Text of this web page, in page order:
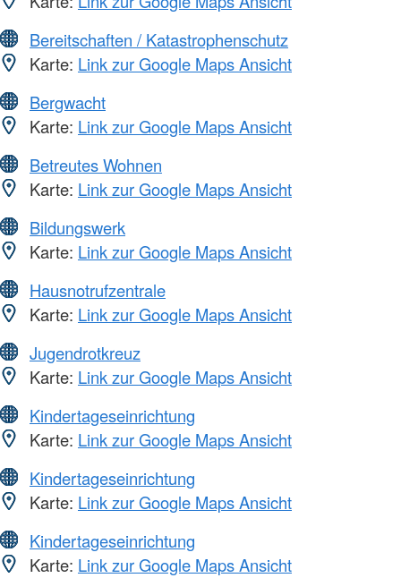
Bereitschaften / Katastrophenschutz
Karte: Link zur Google Maps Ansicht
Bergwacht
Karte: Link zur Google Maps Ansicht
Betreutes Wohnen
Karte: Link zur Google Maps Ansicht
Bildungswerk
Karte: Link zur Google Maps Ansicht
Hausnotrufzentrale
Karte: Link zur Google Maps Ansicht
Jugendrotkreuz
Karte: Link zur Google Maps Ansicht
Kindertageseinrichtung
Karte: Link zur Google Maps Ansicht
Kindertageseinrichtung
Karte: Link zur Google Maps Ansicht
Kindertageseinrichtung
Karte: Link zur Google Maps Ansicht